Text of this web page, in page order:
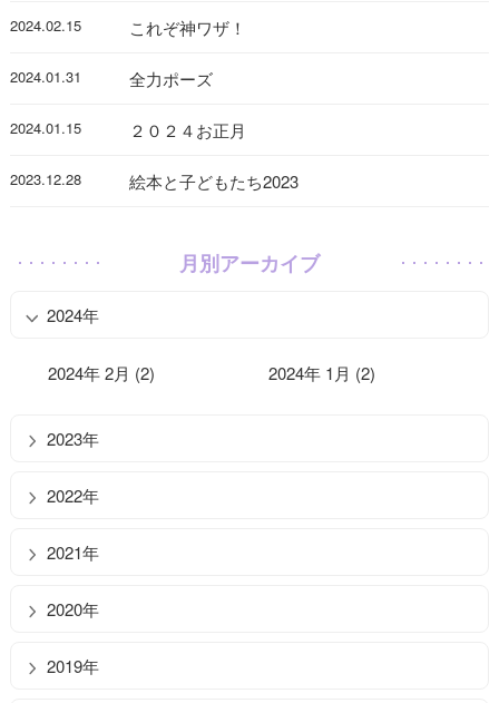
2024.02.15 これぞ神ワザ！
2024.01.31 全力ポーズ
2024.01.15 ２０２４お正月
2023.12.28 絵本と子どもたち2023
月別アーカイブ
2024年
2024年 2月 (2) 2024年 1月 (2)
2023年
2022年
2021年
2020年
2019年